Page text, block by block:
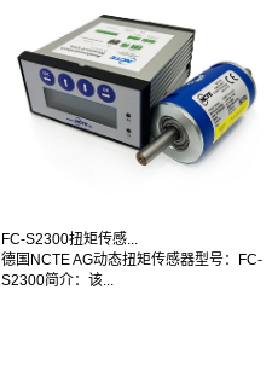
FC-S2300扭矩传感...
德国NCTE AG动态扭矩传感器型号：FC-
S2300简介：该...